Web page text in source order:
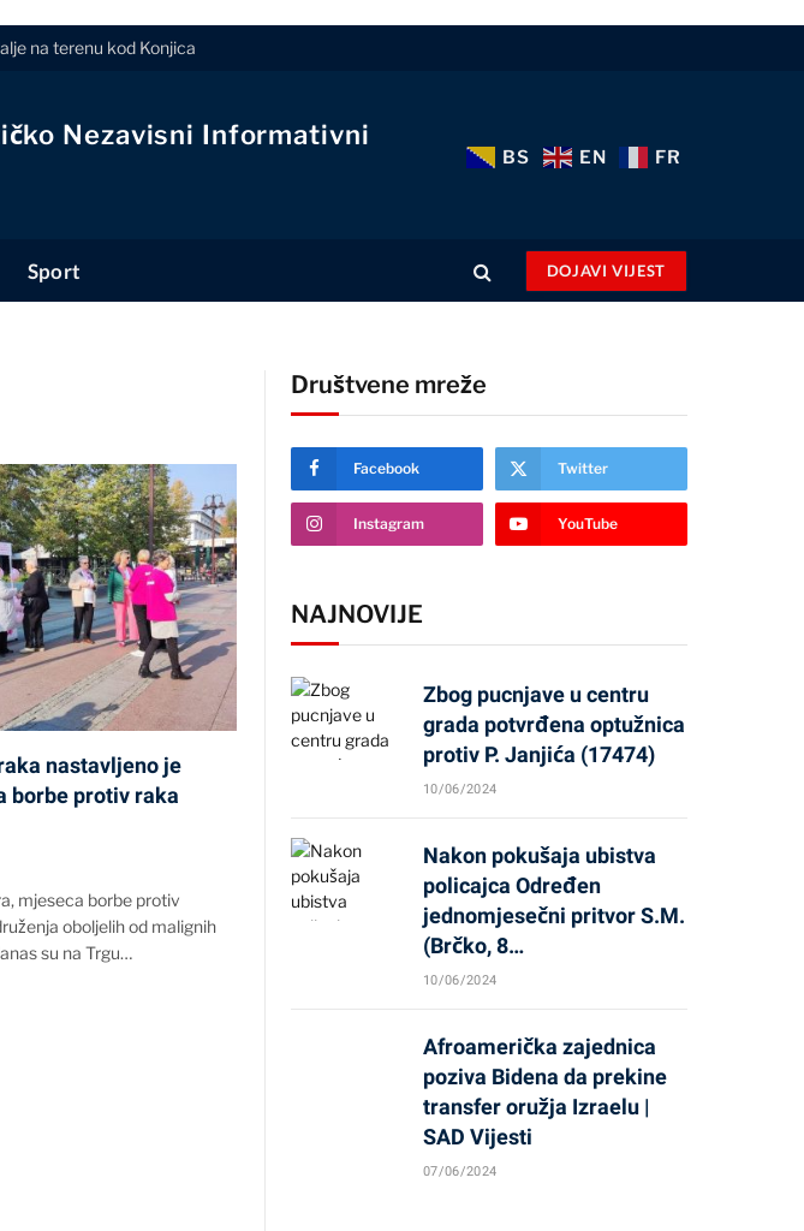
na terenu kod Konjica
Nezavisni Informativni
BS EN FR
Sport DOJAVI VIJEST
nastavljeno je
borbe protiv raka
mjeseca borbe protiv
oboljelih od malignih
su na Trgu…
Društvene mreže
Facebook Twitter
Instagram YouTube
NAJNOVIJE
Zbog pucnjave u centru
grada potvrđena optužnica
protiv P. Janjića (17474)
10/06/2024
Nakon pokušaja ubistva
policajca Određen
jednomjesečni pritvor S.M.
(Brčko, 8…
10/06/2024
Afroamerička zajednica
poziva Bidena da prekine
transfer oružja Izraelu |
SAD Vijesti
07/06/2024